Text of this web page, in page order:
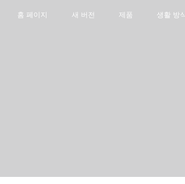
홈 페이지 새 버전 제품 생활 방식